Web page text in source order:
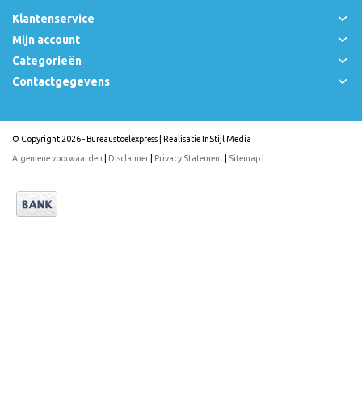
Klantenservice
Mijn account
Categorieën
Contactgegevens
© Copyright 2026 - Bureaustoelexpress | RealisatieInStijl Media
Algemene voorwaarden
Disclaimer Privacy Statement Sitemap